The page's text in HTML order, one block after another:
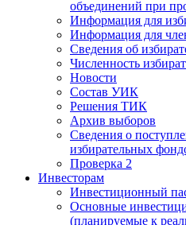
объединений при
Информация для
Информация для
Сведения об
Численность
Новости
Состав УИК
Решения ТИК
Архив выборов
Сведения о
избирательных
Проверка 2
Инвесторам
Инвестиционный
Основные
(планируемые к